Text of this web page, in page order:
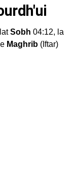
Sobh 04:12, la
Maghrib (Iftar)